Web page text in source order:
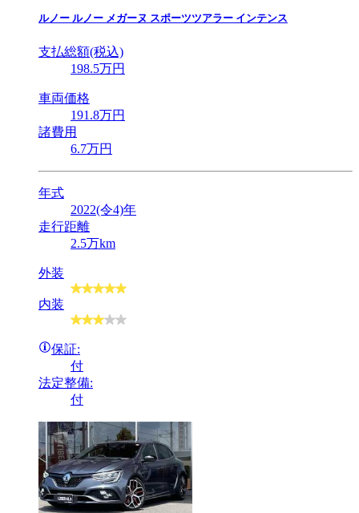
ルノー ルノー メガーヌ スポーツツアラー インテンス
支払総額(税込)
198.5万円
車両価格
191 .8万円
諸費用
6.7万円
年式
2022(令4)年
走行距離
2.5万km
外装
内装
保証:
付
法定整備:
付